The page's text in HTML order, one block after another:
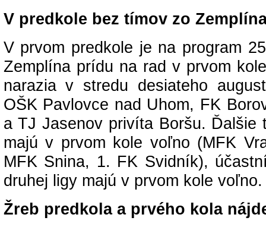
V predkole bez tímov zo
V prvom predkole je na program
Zemplína prídu na rad v prvom
narazia v stredu desiateho
OŠK Pavlovce nad Uhom, FK
a TJ Jasenov privíta Boršu. Ďalšie
majú v prvom kole voľno (MFK
MFK Snina, 1. FK Svidník),
druhej ligy majú v prvom kole voľno.
Žreb predkola a prvého kola